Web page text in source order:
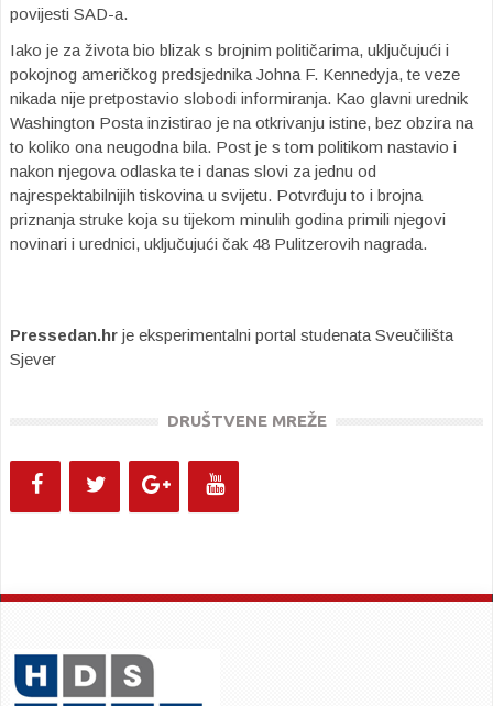
povijesti SAD-a.
Iako je za života bio blizak s brojnim političarima, uključujući i
pokojnog američkog predsjednika Johna F. Kennedyja, te veze
nikada nije pretpostavio slobodi informiranja. Kao glavni urednik
Washington Posta inzistirao je na otkrivanju istine, bez obzira na
to koliko ona neugodna bila. Post je s tom politikom nastavio i
nakon njegova odlaska te i danas slovi za jednu od
najrespektabilnijih tiskovina u svijetu. Potvrđuju to i brojna
priznanja struke koja su tijekom minulih godina primili njegovi
novinari i urednici, uključujući čak 48 Pulitzerovih nagrada.
Pressedan.hr je eksperimentalni portal studenata Sveučilišta
Sjever
DRUŠTVENE MREŽE